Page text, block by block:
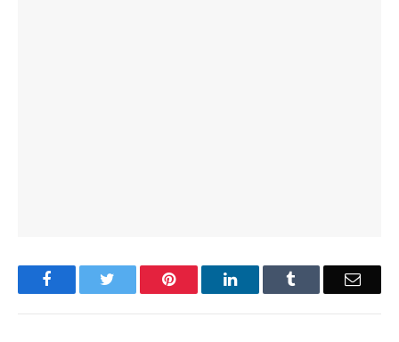
Facebook Pinterest LinkedIn Email